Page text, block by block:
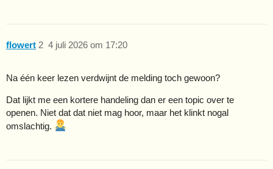
flowert 4 juli 2026 om 17:20
2
Na één keer lezen verdwijnt de melding toch gewoon?
Dat lijkt me een kortere handeling dan er een topic over te
openen. Niet dat dat niet mag hoor, maar het klinkt nogal
omslachtig.